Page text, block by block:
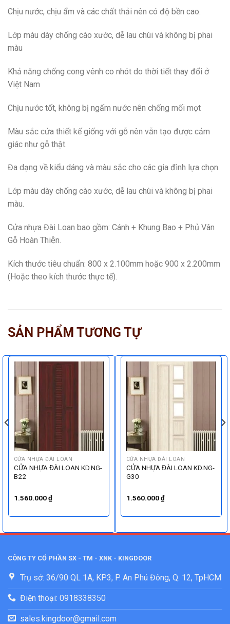
Chịu nước, chịu ẩm và các chất thải nên có độ bền cao.
Lớp màu dày chống cào xước, dễ lau chùi và không bị phai
màu
Khả năng chống cong vênh co nhót do thời tiết thay đổi ở
Việt Nam
Chịu nước tốt, không bị ngấm nước nên chống mối mọt
Màu sắc cửa thiết kế giống với gỗ nên vẫn tạo được cảm
giác như gỗ thật.
Đa dạng về kiểu dáng và màu sắc cho các gia đình lựa chọn.
Lớp màu dày chống cào xước, dễ lau chùi và không bị phai
màu.
Cửa nhựa Đài Loan bao gồm: Cánh + Khung Bao + Phủ Vân
Gỗ Hoàn Thiện.
Kích thước tiêu chuẩn: 800 x 2.100mm hoặc 900 x 2.200mm
(Hoặc theo kích thước thực tế).
SẢN PHẨM TƯƠNG TỰ
CỬA NHỰA ĐÀI LOAN
CỬA NHỰA ĐÀI LOAN KD.NG-
B22
1.560.000₫
CỬA NHỰA ĐÀI LOAN
CỬA NHỰA ĐÀI LOAN KD.NG-
G30
1.560.000₫
CÔNG TY CỔ PHẦN SX - TM - XNK - KINGDOOR
Trụ sở: 36/90 QL 1A, KP3, P. An Phú Đông, Q. 12, TpHCM
Điện thoại: 0918338350
sales.kingdoor@gmail.com